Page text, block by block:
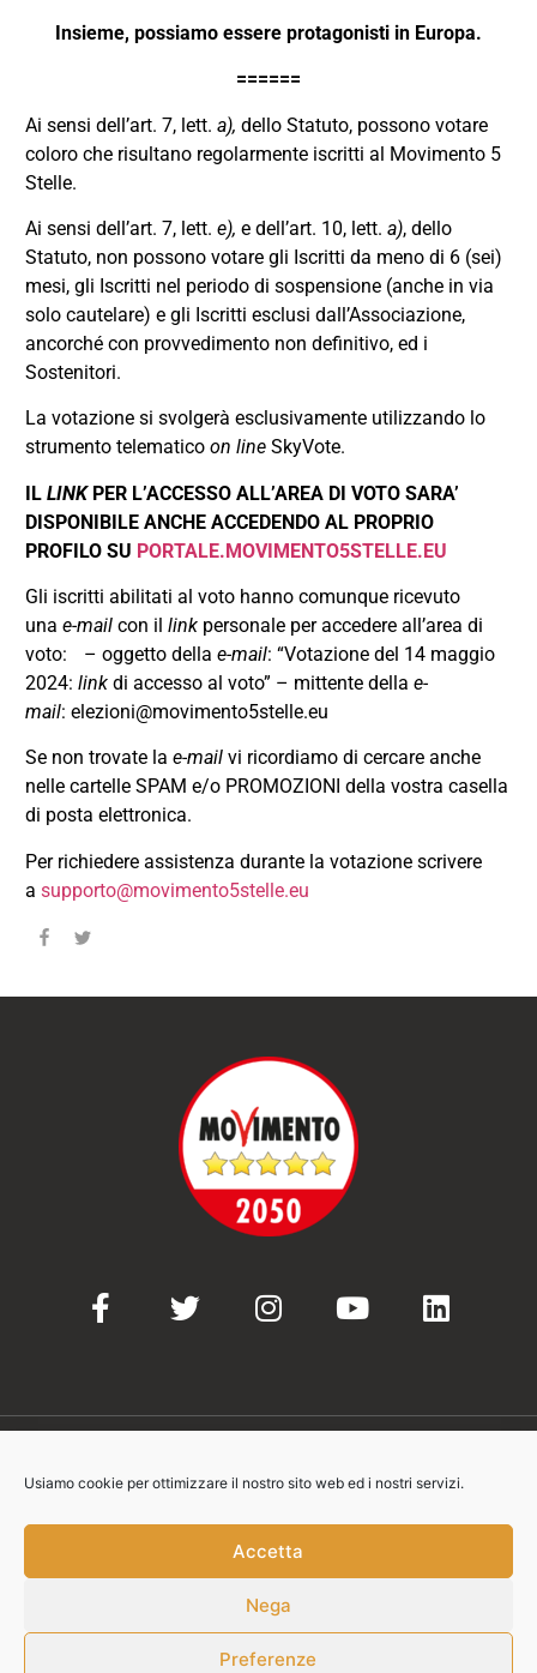
Usiamo cookie per ottimizzare il nostro sito web ed i nostri servizi.
Accetta
Nega
Preferenze
Insieme, possiamo essere protagonisti in Europa.
======
Ai sensi dell’art. 7, lett. a), dello Statuto, possono votare
coloro che risultano regolarmente iscritti al Movimento 5
Stelle.
Ai sensi dell’art. 7, lett. e), e dell’art. 10, lett. a), dello
Statuto, non possono votare gli Iscritti da meno di 6 (sei)
mesi, gli Iscritti nel periodo di sospensione (anche in via
solo cautelare) e gli Iscritti esclusi dall’Associazione,
ancorché con provvedimento non definitivo, ed i
Sostenitori.
La votazione si svolgerà esclusivamente utilizzando lo
strumento telematico on lineSkyVote.
IL LINKPER L’ACCESSO ALL’AREA DI VOTO SARA’
DISPONIBILE ANCHE ACCEDENDO AL PROPRIO
PROFILO SU PORTALE.MOVIMENTO5STELLE.EU
Gli iscritti abilitati al voto hanno comunque ricevuto
una e-mailcon il link personale per accedere all’area di
voto: – oggetto della e-mail: “Votazione del 14 maggio
2024: linkdi accesso al voto” – mittente della e-
mail: elezioni@movimento5stelle.eu
Se non trovate la e-mailvi ricordiamo di cercare anche
nelle cartelle SPAM e/o PROMOZIONI della vostra casella
di posta elettronica.
Per richiedere assistenza durante la votazione scrivere
a supporto@movimento5stelle.eu
© 2021-2023 Movimento 5 Stelle
Contatti:
info@movimento5stelle.eu
privacy@movimento5stelle.eu